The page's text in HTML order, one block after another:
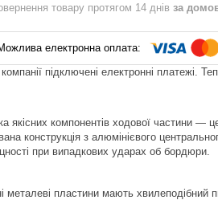
товару протягом 14 днів за
підключені електронні платежі.
якісних компонентів ходової частини
конструкція з алюмінієвого
при випадкових ударах об бордюри.
металеві пластини мають